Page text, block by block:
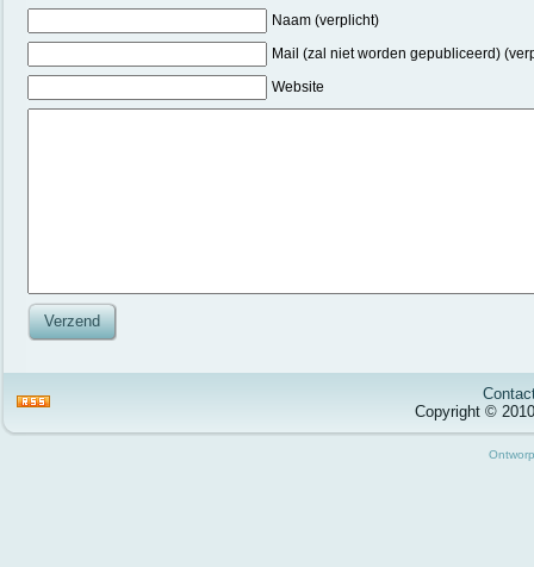
Naam (verplicht)
Mail (zal niet worden gepubliceerd)
Website
Copyright ©